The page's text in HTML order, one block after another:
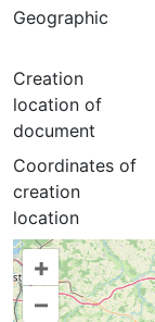
Geographic
Creation
location of
document
Coordinates of
creation
location
+
–